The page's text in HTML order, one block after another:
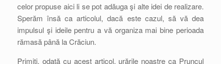
celor propuse aici li se pot adăuga şi alte idei de realizare.
Sperăm însă ca articolul, dacă este cazul, să vă dea
impulsul şi ideile pentru a vă organiza mai bine perioada
rămasă până la Crăciun.
Primiţi, odată cu acest articol, urările noastre ca Pruncul